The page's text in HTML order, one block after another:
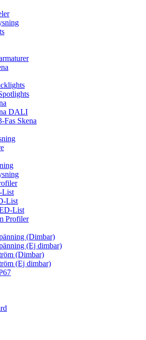
DALI
Fas Skena
List
List
List
Profiler
(Dimbar)
(Ej dimbar)
(Dimbar)
(Ej dimbar)